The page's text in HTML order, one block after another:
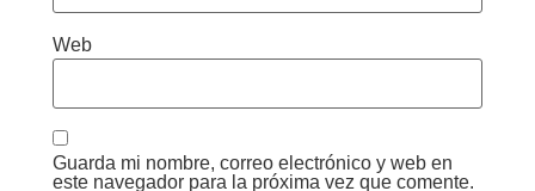
Web
Guarda mi nombre, correo electrónico y web en
este navegador para la próxima vez que comente.